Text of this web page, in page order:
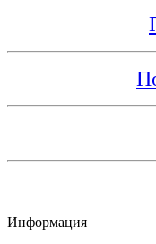
Информация